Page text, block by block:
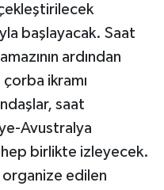
başlayacak. Saat
ardından
ikramı
saat
Avustralya
hep birlikte izleyecek.
organize edilen